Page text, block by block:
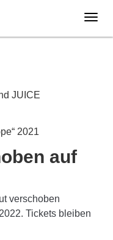
30.11.
JUICE
2021
auf
verschoben
Tickets bleiben